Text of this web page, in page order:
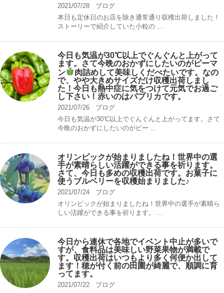
2021/07/28
ブログ
本日も定休日のお店を除き通常通り収穫出荷しました！
ストーリーで紹介していた小粒の ...
今日も気温が30℃以上でぐんぐんと上がって
ます。さて今晩のおかずにしたいのがピーマ
ン
肉詰めして美味しくだべたいです。なの
で、やや大きめサイズだけ収穫出荷しまし
た！今日も熱中症に気をつけて元気でお過ご
し下さい！赤いのはパプリカです。
2021/07/26
ブログ
今日も気温が30℃以上でぐんぐんと上がってます。さて
今晩のおかずにしたいのがピー ...
オリンピックが始まりましたね！世界中の選
手が素晴らしい活躍ができる事を祈ります。
さて、今日も多めの収穫出荷です。お菓子に
使うブルベリーを収穫始まりました♪
2021/07/24
ブログ
オリンピックが始まりましたね！世界中の選手が素晴ら
しい活躍ができる事を祈ります。 ...
今日から連休で各地でイベント中止が多いで
すが、食料品は美味しい野菜果物が満載で
す。収穫出荷はいつもより多く何便か出して
ます！穂が付く前の田圃が綺麗で、順調に育
ってます。
2021/07/22
ブログ